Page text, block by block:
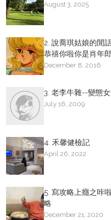
August 3, 2025
2. 說喬琪姑娘的閒
恭禧你啦你是肖年郎
December 8, 2016
3. 老李牛雜--變態
July 16, 2009
4. 禾馨健檢記
April 26, 2022
5. 寫攻略上癮之咔
略
December 21, 2020